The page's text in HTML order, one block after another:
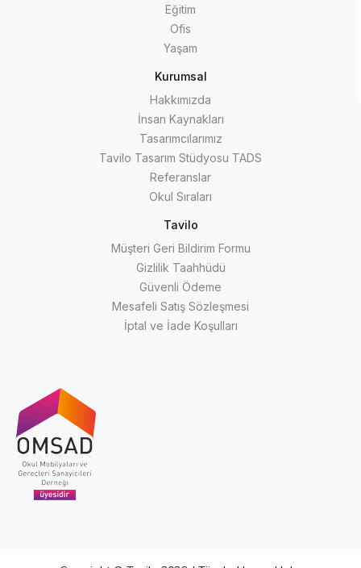
Eğitim
Ofis
Yaşam
Kurumsal
Hakkımızda
İnsan Kaynakları
Tasarımcılarımız
Tavilo Tasarım Stüdyosu TADS
Referanslar
Okul Sıraları
Tavilo
Müşteri Geri Bildirim Formu
Gizlilik Taahhüdü
Güvenli Ödeme
Mesafeli Satış Sözleşmesi
İptal ve İade Koşulları